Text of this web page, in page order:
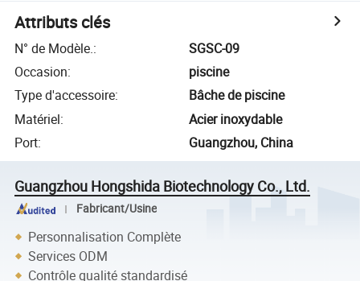
Attributs clés
N° de Modèle.:
SGSC-09
Occasion:
piscine
Type d'accessoire:
Bâche de piscine
Matériel:
Acier inoxydable
Port: Guangzhou, China
Guangzhou Hongshida Biotechnology Co., Ltd.
Fabricant/Usine
Personnalisation Complète
Services ODM
Contrôle qualité standardisé